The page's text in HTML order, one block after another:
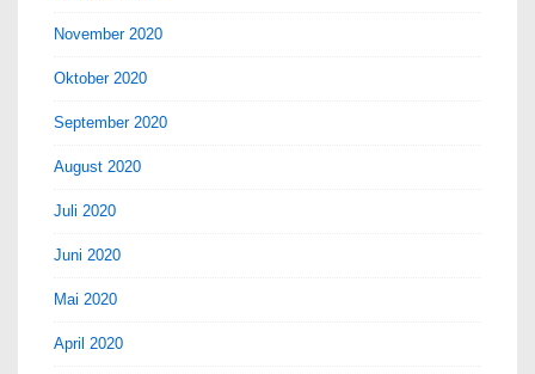
November 2020
Oktober 2020
September 2020
August 2020
Juli 2020
Juni 2020
Mai 2020
April 2020